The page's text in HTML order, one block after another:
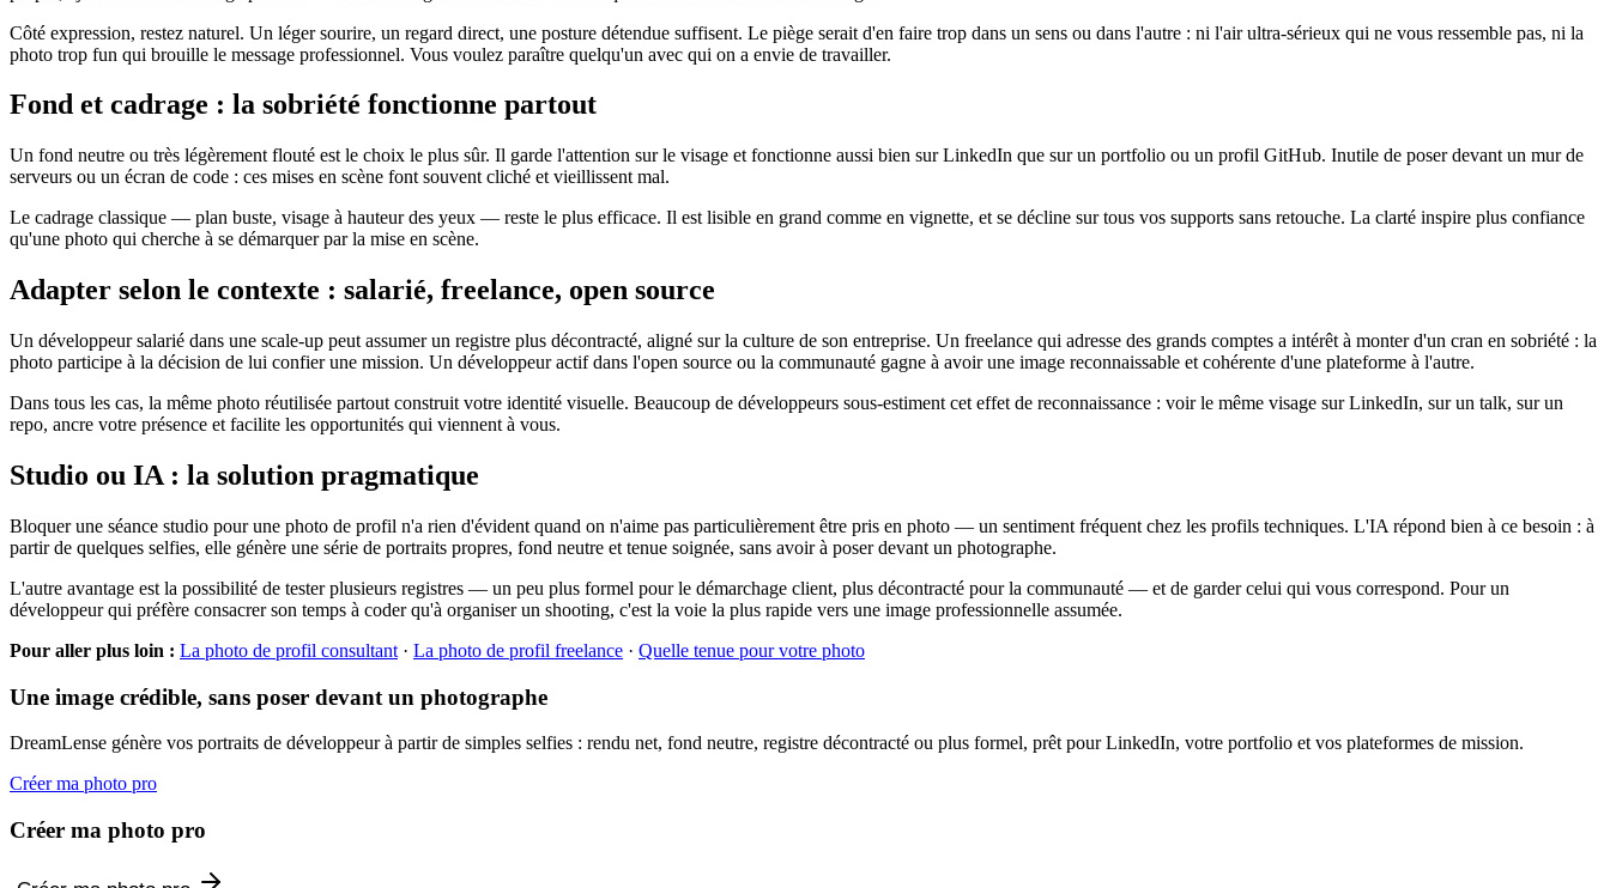
Côté expression, restez naturel. Un léger sourire, un regard direct, une posture détendue suffisent. Le piège serait d'en faire trop dans un sens ou dans l'autre : ni l'air ultra-sérieux qui ne vous ressemble pas, ni la
photo trop fun qui brouille le message professionnel. Vous voulez paraître quelqu'un avec qui on a envie de travailler.
Fond et cadrage : la sobriété fonctionne partout
Un fond neutre ou très légèrement flouté est le choix le plus sûr. Il garde l'attention sur le visage et fonctionne aussi bien sur LinkedIn que sur un portfolio ou un profil GitHub. Inutile de poser devant un mur de
serveurs ou un écran de code : ces mises en scène font souvent cliché et vieillissent mal.
Le cadrage classique — plan buste, visage à hauteur des yeux — reste le plus efficace. Il est lisible en grand comme en vignette, et se décline sur tous vos supports sans retouche. La clarté inspire plus confiance
qu'une photo qui cherche à se démarquer par la mise en scène.
Adapter selon le contexte : salarié, freelance, open source
Un développeur salarié dans une scale-up peut assumer un registre plus décontracté, aligné sur la culture de son entreprise. Un freelance qui adresse des grands comptes a intérêt à monter d'un cran en sobriété : la
photo participe à la décision de lui confier une mission. Un développeur actif dans l'open source ou la communauté gagne à avoir une image reconnaissable et cohérente d'une plateforme à l'autre.
Dans tous les cas, la même photo réutilisée partout construit votre identité visuelle. Beaucoup de développeurs sous-estiment cet effet de reconnaissance : voir le même visage sur LinkedIn, sur un talk, sur un
repo, ancre votre présence et facilite les opportunités qui viennent à vous.
Studio ou IA : la solution pragmatique
Bloquer une séance studio pour une photo de profil n'a rien d'évident quand on n'aime pas particulièrement être pris en photo — un sentiment fréquent chez les profils techniques. L'IA répond bien à ce besoin : à
partir de quelques selfies, elle génère une série de portraits propres, fond neutre et tenue soignée, sans avoir à poser devant un photographe.
L'autre avantage est la possibilité de tester plusieurs registres — un peu plus formel pour le démarchage client, plus décontracté pour la communauté — et de garder celui qui vous correspond. Pour un
développeur qui préfère consacrer son temps à coder qu'à organiser un shooting, c'est la voie la plus rapide vers une image professionnelle assumée.
Pour aller plus loin : La photo de profil consultant · La photo de profil freelance · Quelle tenue pour votre photo
Une image crédible, sans poser devant un photographe
DreamLense génère vos portraits de développeur à partir de simples selfies : rendu net, fond neutre, registre décontracté ou plus formel, prêt pour LinkedIn, votre portfolio et vos plateformes de mission.
Créer ma photo pro
Créer ma photo pro